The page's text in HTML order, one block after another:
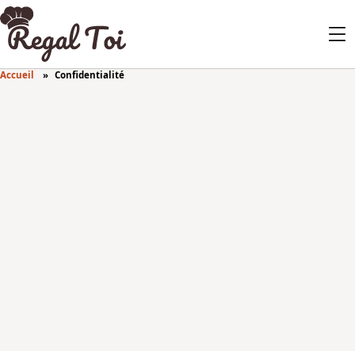
Accueil Confidentialité